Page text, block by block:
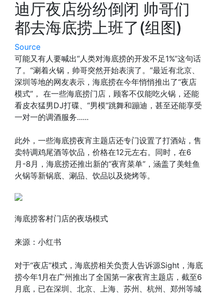
迪厅夜店纷纷倒闭 帅哥们
都去海底捞上班了(组图)
Source
可能又有人要喊出“人类对海底捞的开发不足1%”这句话
了。“涮着火锅，帅哥突然开始表演了。”最近有北京、
深圳等地的网友表示，海底捞在今年悄悄推出了“夜店
模式”， 在一些海底捞门店，顾客不仅能吃火锅，还能
看皮衣猛男DJ打碟、“男模”跳舞和蹦迪，甚至还能享受
一对一的调酒服务......
此外，一些海底捞夜宵主题店还专门设置了打酒站，售
卖特调鸡尾酒等饮品，价格在12元左右。同时，在6
月-8月，海底捞还推出新的“夜宵菜单”，涵盖了美蛙鱼
火锅等新锅底、涮品、饮品以及烧烤等。
海底捞客村门店的夜场模式
来源：小红书
对于“夜店”模式，海底捞相关负责人告诉源Sight，海底
捞今年1月在广州推出了全国第一家夜宵主题店，截至6
月底，已在深圳、北京、上海、苏州、杭州、郑州等城